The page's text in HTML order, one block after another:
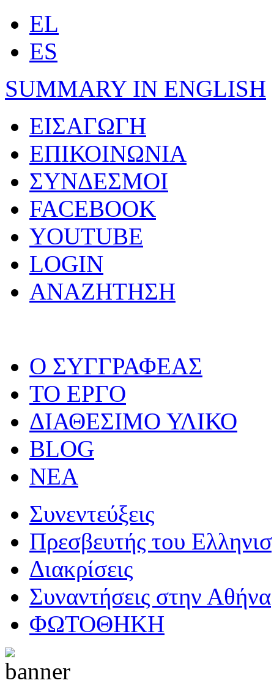
EL
ES
SUMMARY IN ENGLISH
ΕΙΣΑΓΩΓΗ
ΕΠΙΚΟΙΝΩΝΙΑ
ΣΥΝΔΕΣΜΟΙ
FACEBOOK
YOUTUBE
LOGIN
ΑΝΑΖΗΤΗΣΗ
O ΣΥΓΓΡΑΦΕΑΣ
ΤΟ ΕΡΓΟ
ΔΙΑΘΕΣΙΜΟ ΥΛΙΚΟ
BLOG
ΝΕΑ
Συνεντεύξεις
Πρεσβευτής του
Διακρίσεις
Συναντήσεις στην Αθήνα
ΦΩΤΟΘΗΚΗ